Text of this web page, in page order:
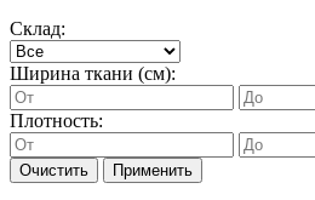
Склад:
Ширина ткани (см):
Плотность:
Очистить Применить